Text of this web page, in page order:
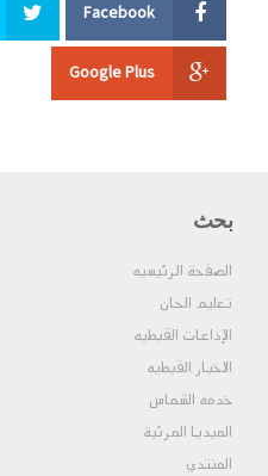
Facebook
Google Plus
بحث
الصفحة الرئيسيه
تعليم الحان
الإذاعات القبطيه
الاخبار القبطيه
خدمه الشماس
الميديا المرئية
المنتدي